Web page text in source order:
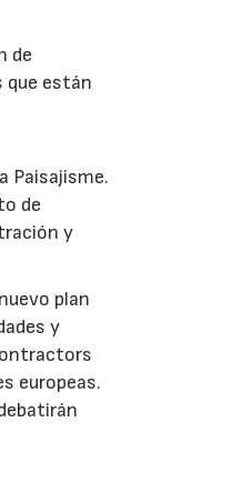
de
que están
Paisajisme.
de
y
plan
y
europeas.